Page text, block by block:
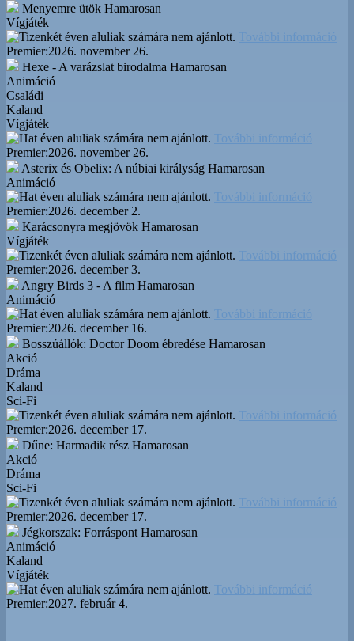
Menyemre ütök Hamarosan
Vígjáték
További információ
Premier:2026. november 26.
Hexe - A varázslat birodalma Hamarosan
Animáció
Családi
Kaland
Vígjáték
További információ
Premier:2026. november 26.
Asterix és Obelix: A núbiai királyság Hamarosan
Animáció
További információ
Premier:2026. december 2.
Karácsonyra megjövök Hamarosan
Vígjáték
További információ
Premier:2026. december 3.
Angry Birds 3 - A film Hamarosan
Animáció
További információ
Premier:2026. december 16.
Bosszúállók: Doctor Doom ébredése Hamarosan
Akció
Dráma
Kaland
Sci-Fi
További információ
Premier:2026. december 17.
Dűne: Harmadik rész Hamarosan
Akció
Dráma
Sci-Fi
További információ
Premier:2026. december 17.
Jégkorszak: Forráspont Hamarosan
Animáció
Kaland
Vígjáték
További információ
Premier:2027. február 4.